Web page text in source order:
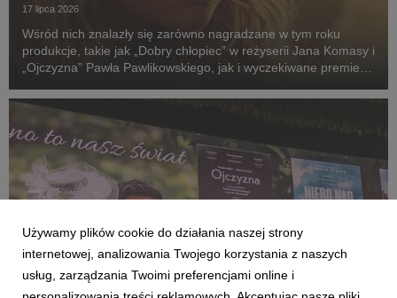
17 lipca 2026
Wśród nich znalazły się zarówno nagradzane w tym roku
produkcje, takie jak „Dobry chłopiec” w reżyserii Jana Komasy i
„Ojczyzna” Pawła Pawlikowskiego, jak i wyczekiwane premiery:
„Violetta Villas”.
Używamy plików cookie do działania naszej strony
internetowej, analizowania Twojego korzystania z naszych
usług, zarządzania Twoimi preferencjami online i